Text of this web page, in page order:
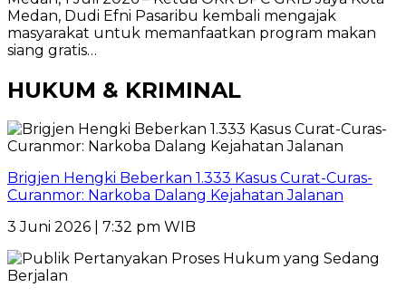
Medan, Dudi Efni Pasaribu kembali mengajak
masyarakat untuk memanfaatkan program makan
siang gratis…
HUKUM & KRIMINAL
Brigjen Hengki Beberkan 1.333 Kasus Curat-Curas-
Curanmor: Narkoba Dalang Kejahatan Jalanan
3 Juni 2026 | 7:32 pm WIB